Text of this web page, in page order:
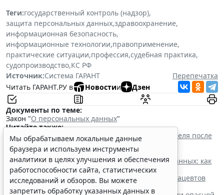
Теги:государственный контроль (надзор),
защита персональных данных,здравоохранение,
информационная безопасность,
информационные технологии,правоприменение,
практические ситуации,профессия,судебная практика,
судопроизводство,КС РФ
Источник:Система ГАРАНТ
Перепечатка
Читать ГАРАНТ.РУ в
Новостии Дзен
Документы по теме:
Закон "О персональных данных"
Читайте также:
Прием на работу: как законно проверить соискателя после
ужесточения ответственности за нарушение
законодательства о персональных данных
Политика конфиденциальности персональных данных: как
составить и где разместить
Новые номенклатуры для медработников и фармацевтов
вступят в силу с осени
Мы обрабатываем локальные данные
браузера и используем инструменты
аналитики в целях улучшения и обеспечения
работоспособности сайта, статистических
исследований и обзоров. Вы можете
запретить обработку указанных данных в